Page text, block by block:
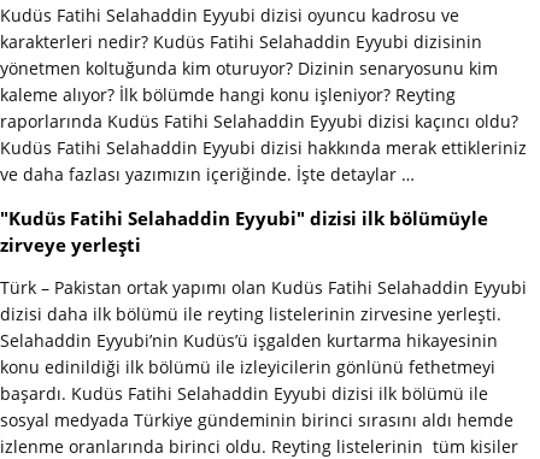
Kudüs Fatihi Selahaddin Eyyubi dizisi oyuncu kadrosu ve
karakterleri nedir? Kudüs Fatihi Selahaddin Eyyubi dizisinin
yönetmen koltuğunda kim oturuyor? Dizinin senaryosunu kim
kaleme alıyor? İlk bölümde hangi konu işleniyor? Reyting
raporlarında Kudüs Fatihi Selahaddin Eyyubi dizisi kaçıncı oldu?
Kudüs Fatihi Selahaddin Eyyubi dizisi hakkında merak ettikleriniz
ve daha fazlası yazımızın içeriğinde. İşte detaylar …
"Kudüs Fatihi Selahaddin Eyyubi" dizisi ilk bölümüyle
zirveye yerleşti
Türk – Pakistan ortak yapımı olan Kudüs Fatihi Selahaddin Eyyubi
dizisi daha ilk bölümü ile reyting listelerinin zirvesine yerleşti.
Selahaddin Eyyubi’nin Kudüs’ü işgalden kurtarma hikayesinin
konu edinildiği ilk bölümü ile izleyicilerin gönlünü fethetmeyi
başardı. Kudüs Fatihi Selahaddin Eyyubi dizisi ilk bölümü ile
sosyal medyada Türkiye gündeminin birinci sırasını aldı hemde
izlenme oranlarında birinci oldu. Reyting listelerinin tüm kisiler